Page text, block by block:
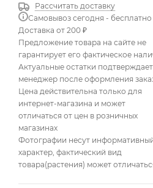
Графиня Диана
Графиня Эльке
Кейт Констанс
Мерхен Кененген
Осиана
Рефле де Накр
Александрин
Рассчитать доставку
Самовывоз сегодня - бесплатно
Доставка от 200 ₽
Предложение товара на сайте не
гарантирует его фактическое
Актуальные остатки подтверждает
менеджер после оформления
Цена действительна только для
интернет-магазина и может
отличаться от цен в розничных
магазинах
Фотографии несут
характер, фактический вид
товара(растения) может